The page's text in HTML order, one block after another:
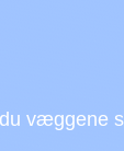
væggene